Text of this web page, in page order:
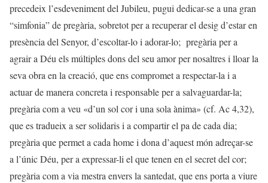
precedeix l’esdeveniment del Jubileu, pugui dedicar-se a una gran
“simfonia” de pregària, sobretot per a recuperar el desig d’estar en
presència del Senyor, d’escoltar-lo i adorar-lo; pregària per a
agrair a Déu els múltiples dons del seu amor per nosaltres i lloar la
seva obra en la creació, que ens compromet a respectar-la i a
actuar de manera concreta i responsable per a salvaguardar-la;
pregària com a veu «d’un sol cor i una sola ànima» (cf. Ac 4,32),
que es tradueix a ser solidaris i a compartir el pa de cada dia;
pregària que permet a cada home i dona d’aquest món adreçar-se
a l’únic Déu, per a expressar-li el que tenen en el secret del cor;
pregària com a via mestra envers la santedat, que ens porta a viure